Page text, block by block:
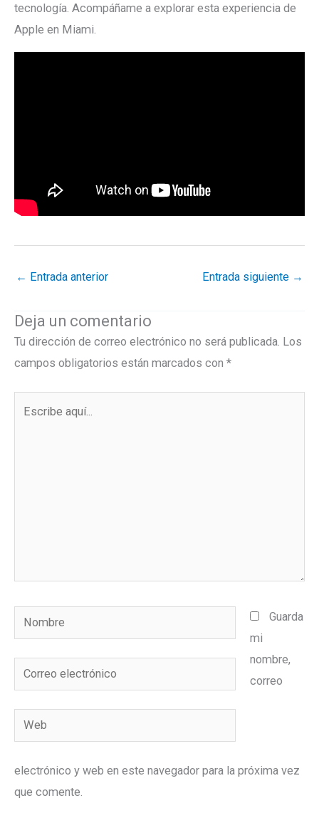
tecnología. Acompáñame a explorar esta experiencia de
Apple en Miami.
← Entrada anterior Entrada siguiente →
Deja un comentario
Tu dirección de correo electrónico no será publicada. Los
campos obligatorios están marcados con *
Nombre
Correo
electrónico
Web
Guarda
mi
nombre,
correo
electrónico y web en este navegador para la próxima vez
que comente.